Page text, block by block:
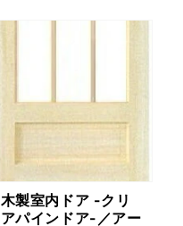
木製室内ドア -クリ
アパインドア-／アー